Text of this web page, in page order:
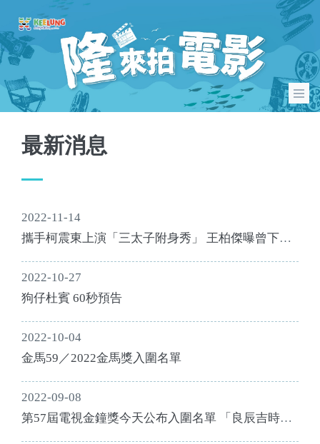
最新消息
2022-11-14
攜手柯震東上演「三太子附身秀」 王柏傑曝曾下戲
2022-10-27
狗仔杜賓 60秒預告
2022-10-04
金馬59／2022金馬獎入圍名單
2022-09-08
第57屆電視金鐘獎今天公布入圍名單 「良辰吉時」